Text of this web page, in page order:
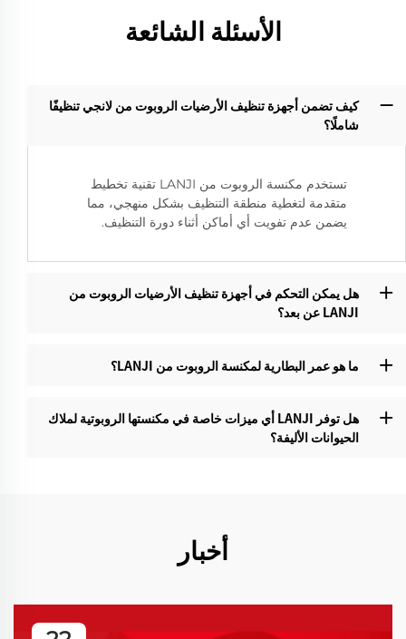
الأسئلة الشائعة
كيف تضمن أجهزة تنظيف الأرضيات الروبوت من لانجي تنظيفًا
شاملًا؟‌
تستخدم مكنسة الروبوت من LANJI تقنية تخطيط
متقدمة لتغطية منطقة التنظيف بشكل منهجي، مما
يضمن عدم تفويت أي أماكن أثناء دورة التنظيف.
هل يمكن التحكم في أجهزة تنظيف الأرضيات الروبوت من
LANJI عن بعد؟‌
ما هو عمر البطارية لمكنسة الروبوت من LANJI؟
هل توفر LANJI أي ميزات خاصة في مكنستها الروبوتية لملاك
الحيوانات الأليفة؟
أخبار